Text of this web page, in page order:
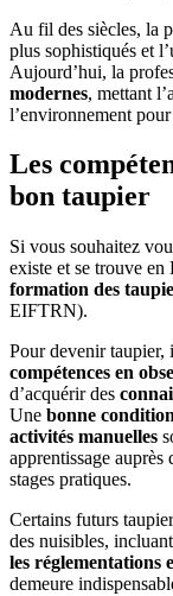
Au fil des siècles, la
plus sophistiqués et
Aujourd’hui, la
modernes, mettant
l’environnement
Les
bon taupier
Si vous souhaitez
existe et se trouve en
formation des
EIFTRN).
Pour devenir taupier,
compétences en
d’acquérir des
Une bonne
activités manuelles
apprentissage
stages pratiques.
Certains futurs
des nuisibles,
les réglementations
demeure